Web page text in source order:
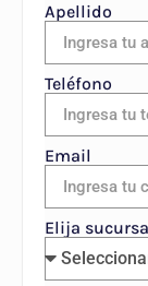
Apellido
Teléfono
Email
Elija